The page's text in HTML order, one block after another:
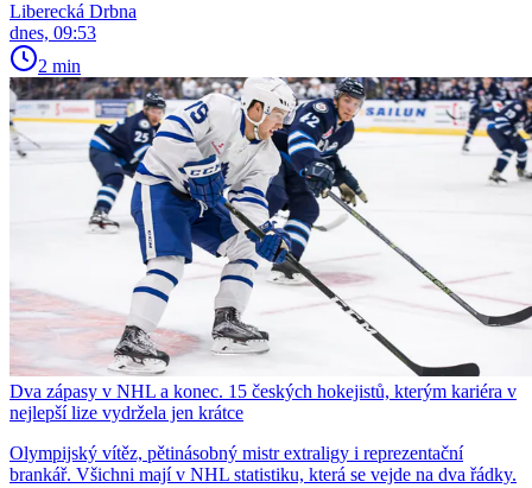
Liberecká Drbna
dnes, 09:53
2 min
Dva zápasy v NHL a konec. 15 českých hokejistů, kterým kariéra v
nejlepší lize vydržela jen krátce
Olympijský vítěz, pětinásobný mistr extraligy i reprezentační
brankář. Všichni mají v NHL statistiku, která se vejde na dva řádky.